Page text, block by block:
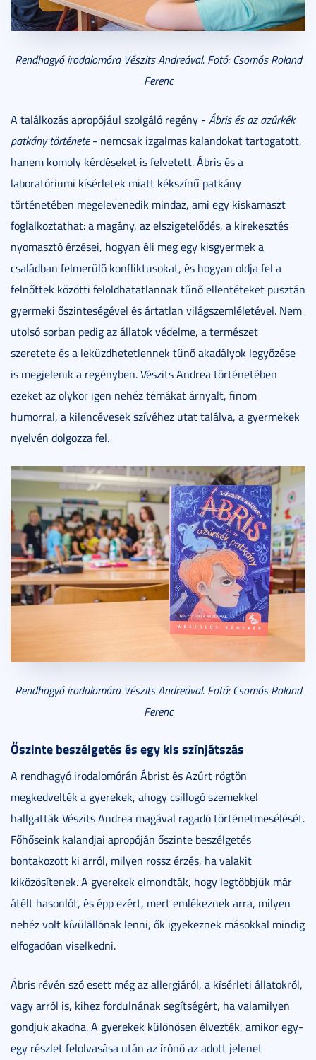
Rendhagyó irodalomóra Vészits Andreával. Fotó: Csomós Roland
Ferenc
A találkozás apropójául szolgáló regény - Ábris és az azúrkék
patkány története- nemcsak izgalmas kalandokat tartogatott,
hanem komoly kérdéseket is felvetett. Ábris és a
laboratóriumi kísérletek miatt kékszínű patkány
történetében megelevenedik mindaz, ami egy kiskamaszt
foglalkoztathat: a magány, az elszigetelődés, a kirekesztés
nyomasztó érzései, hogyan éli meg egy kisgyermek a
családban felmerülő konfliktusokat, és hogyan oldja fel a
felnőttek közötti feloldhatatlannak tűnő ellentéteket pusztán
gyermeki őszinteségével és ártatlan világszemléletével. Nem
utolsó sorban pedig az állatok védelme, a természet
szeretete és a leküzdhetetlennek tűnő akadályok legyőzése
is megjelenik a regényben. Vészits Andrea történetében
ezeket az olykor igen nehéz témákat árnyalt, finom
humorral, a kilencévesek szívéhez utat találva, a gyermekek
nyelvén dolgozza fel.
Rendhagyó irodalomóra Vészits Andreával. Fotó: Csomós Roland
Ferenc
Őszinte beszélgetés és egy kis színjátszás
A rendhagyó irodalomórán Ábrist és Azúrt rögtön
megkedvelték a gyerekek, ahogy csillogó szemekkel
hallgatták Vészits Andrea magával ragadó történetmesélését.
Főhőseink kalandjai apropóján őszinte beszélgetés
bontakozott ki arról, milyen rossz érzés, ha valakit
kiközösítenek. A gyerekek elmondták, hogy legtöbbjük már
átélt hasonlót, és épp ezért, mert emlékeznek arra, milyen
nehéz volt kívülállónak lenni, ők igyekeznek másokkal mindig
elfogadóan viselkedni.
Ábris révén szó esett még az allergiáról, a kísérleti állatokról,
vagy arról is, kihez fordulnának segítségért, ha valamilyen
gondjuk akadna. A gyerekek különösen élvezték, amikor egy-
egy részlet felolvasása után az írónő az adott jelenet